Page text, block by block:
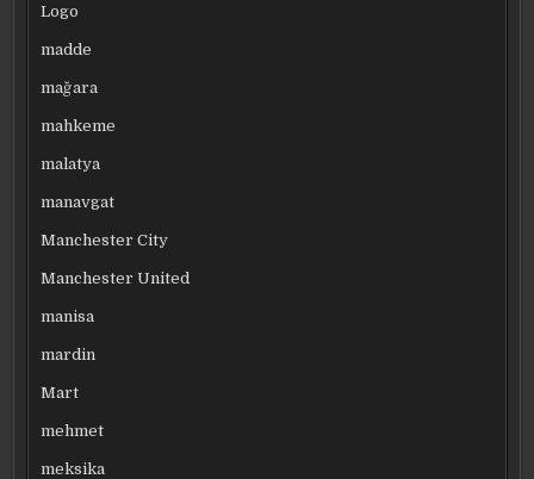
Logo
madde
mağara
mahkeme
malatya
manavgat
Manchester City
Manchester United
manisa
mardin
Mart
mehmet
meksika